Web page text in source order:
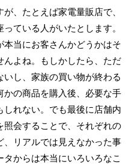
、たとえば家電量販店で、
ている人がいたとします。
本当にお客さんかどうかはそ
よね。もしかしたら、ただ
し、家族の買い物が終わる
の商品を購入後、必要な手
れない。でも最後に店舗内
会することで、それぞれの
リアルでは見えなかった事
からは本当にいろいろなこ